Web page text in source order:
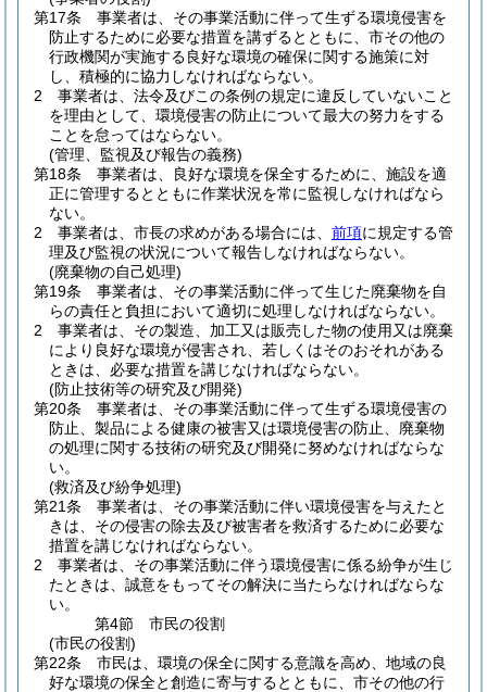
第17条
事業者は、その事業活動に伴って生ずる環境侵害を
防止するために必要な措置を講ずるとともに、市その他の
行政機関が実施する良好な環境の確保に関する施策に対
し、積極的に協力しなければならない。
2
事業者は、法令及びこの条例の規定に違反していないこと
を理由として、環境侵害の防止について最大の努力をする
ことを怠ってはならない。
(管理、監視及び報告の義務)
第18条
事業者は、良好な環境を保全するために、施設を適
正に管理するとともに作業状況を常に監視しなければなら
ない。
2
事業者は、市長の求めがある場合には、 前項に規定する管
理及び監視の状況について報告しなければならない。
(廃棄物の自己処理)
第19条
事業者は、その事業活動に伴って生じた廃棄物を自
らの責任と負担において適切に処理しなければならない。
2
事業者は、その製造、加工又は販売した物の使用又は廃棄
により良好な環境が侵害され、若しくはそのおそれがある
ときは、必要な措置を講じなければならない。
(防止技術等の研究及び開発)
第20条
事業者は、その事業活動に伴って生ずる環境侵害の
防止、製品による健康の被害又は環境侵害の防止、廃棄物
の処理に関する技術の研究及び開発に努めなければならな
い。
(救済及び紛争処理)
第21条
事業者は、その事業活動に伴い環境侵害を与えたと
きは、その侵害の除去及び被害者を救済するために必要な
措置を講じなければならない。
2
事業者は、その事業活動に伴う環境侵害に係る紛争が生じ
たときは、誠意をもってその解決に当たらなければならな
い。
第4節
市民の役割
(市民の役割)
第22条
市民は、環境の保全に関する意識を高め、地域の良
好な環境の保全と創造に寄与するとともに、市その他の行